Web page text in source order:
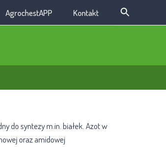
AgrochestAPP Kontakt
do syntezy m.in. białek. Azot w
oraz amidowej